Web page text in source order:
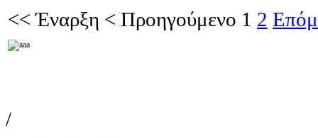
<<Έναρξη < Προηγούμενο 1 2
/